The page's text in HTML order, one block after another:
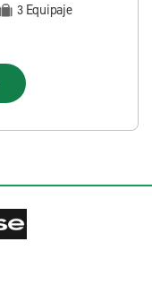
3 Equipaje